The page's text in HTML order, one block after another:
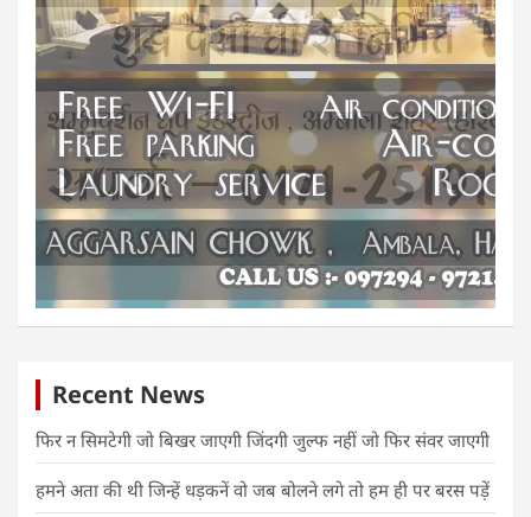
Recent News
फिर न सिमटेगी जो बिखर जाएगी जिंदगी जुल्फ नहीं जो फिर संवर जाएगी
हमने अता की थी जिन्हें धड़कनें वो जब बोलने लगे तो हम ही पर बरस पड़ें